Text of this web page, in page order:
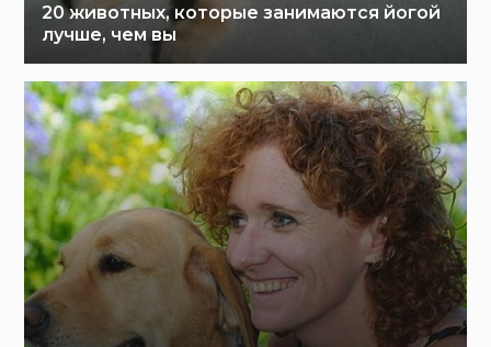
20 животных, которые занимаются йогой
лучше, чем вы